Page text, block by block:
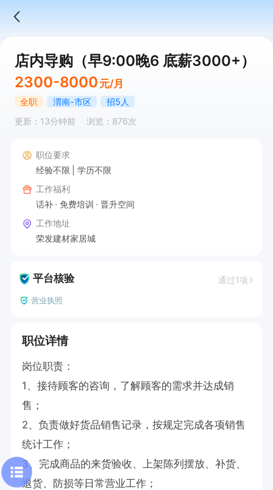
店内导购（早9:00晚6 底薪3000+）
2300-8000 元/月
全职 渭南-市区
招5人
更新：13分钟前
浏览：876次
职位要求
经验不限
学历不限
工作福利
话补
免费培训
晋升空间
工作地址
荣发建材家居城
平台核验 通过1项
营业执照
职位详情
岗位职责：
1、接待顾客的咨询，了解顾客的需求并达成销
售；
2、负责做好货品销售记录，按规定完成各项销售
统计工作；
3、完成商品的来货验收、上架陈列摆放、补货、
退货、防损等日常营业工作；